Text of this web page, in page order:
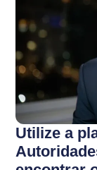
Utilize a